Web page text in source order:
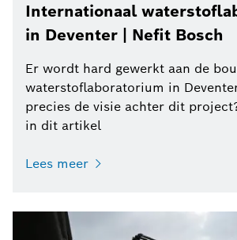
Internationaal
in Deventer | Nefit Bosch
Er wordt hard gewerkt aan de
waterstoflaboratorium in
precies de visie achter dit
in dit artikel
Lees meer